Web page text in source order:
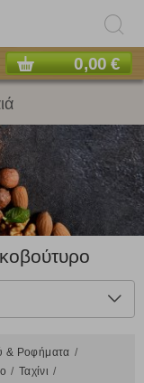
0,00 €
& Ροφήματα
Ταχίνι